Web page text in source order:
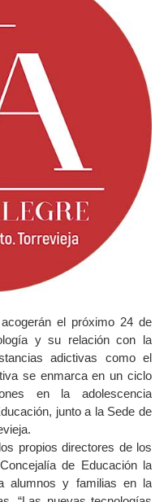
el próximo 24 de
y su relación con la
adictivas como el
se enmarca en un ciclo
en la adolescencia
junto a la Sede de
propios directores de los
de Educación la
alumnos y familias en la